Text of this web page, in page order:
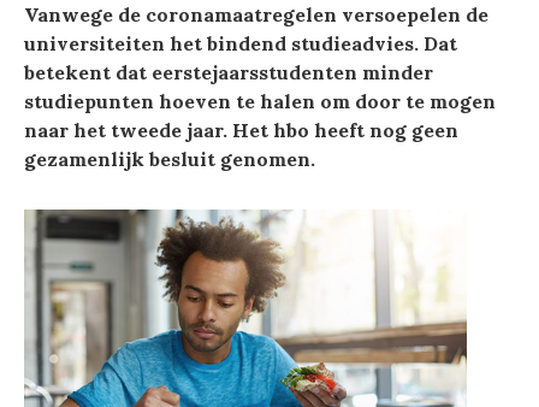
Vanwege de coronamaatregelen versoepelen de
universiteiten het bindend studieadvies. Dat
betekent dat eerstejaarsstudenten minder
studiepunten hoeven te halen om door te mogen
naar het tweede jaar. Het hbo heeft nog geen
gezamenlijk besluit genomen.